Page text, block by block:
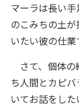
マーラは長い
のこみちの土
いたい彼の仕業
さて、個体の
ち人間とカピ
いてお話をし